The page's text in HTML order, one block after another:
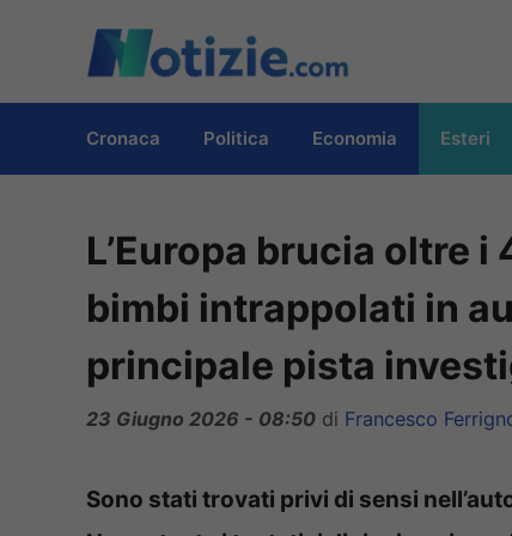
contenuto
Cronaca Politica Economia Esteri
L’Europa brucia oltre
bimbi intrappolati in
principale pista
23 Giugno 2026 - 08:50 di Francesco
Sono stati trovati privi di sensi